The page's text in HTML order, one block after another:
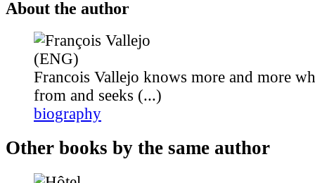
About the author
Francois Vallejo knows more and more
from and seeks (...)
biography
Other books by the same author